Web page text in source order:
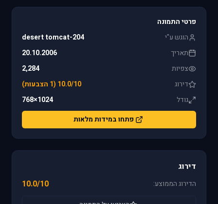
פרטי התמונה
הוגש ע"י
desert tomcat-204
תאריך
20.10.2006
צפיות
2,284
דירוג
10.0/10 (1 הצבעות)
גודל
1024×768
פתחו במידות מלאות
דירוג
הדירוג הממוצע: 10.0/10